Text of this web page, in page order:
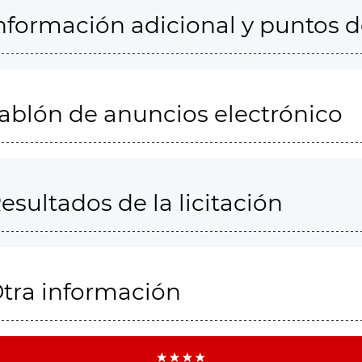
adicional y puntos
de anuncios electrónico
de la licitación
información